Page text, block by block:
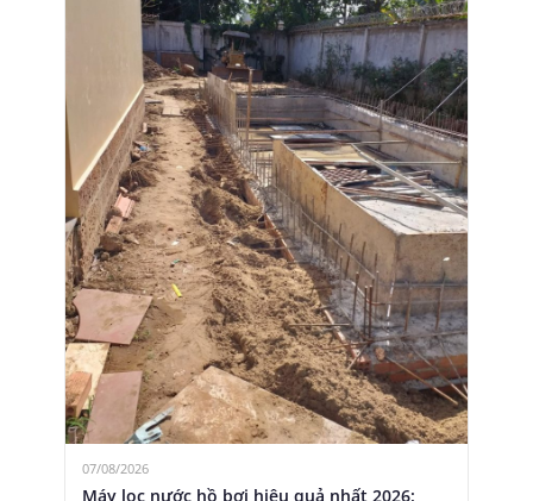
07/08/2026
Máy lọc nước hồ bơi hiệu quả nhất 2026: